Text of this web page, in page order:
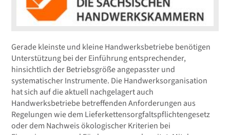
Gerade kleinste und kleine Handwerksbetriebe benötigen
Unterstützung bei der Einführung entsprechender,
hinsichtlich der Betriebsgröße angepasster und
systematischer Instrumente. Die Handwerksorganisation
hat sich auf die aktuell nachgelagert auch
Handwerksbetriebe betreffenden Anforderungen aus
Regelungen wie dem Lieferkettensorgfaltspflichtengesetz
oder dem Nachweis ökologischer Kriterien bei